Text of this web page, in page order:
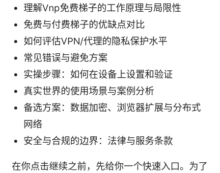
理解Vnp免费梯子的工作原理与局限性
免费与付费梯子的优缺点对比
如何评估VPN/代理的隐私保护水平
常见错误与避免方案
实操步骤：如何在设备上设置和验证
真实世界的使用场景与案例分析
备选方案：数据加密、浏览器扩展与分布式
网络
安全与合规的边界：法律与服务条款
在你点击继续之前，先给你一个快速入口。为了